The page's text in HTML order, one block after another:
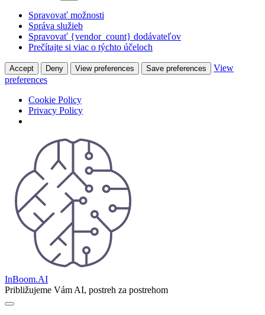
Spravovať možnosti
Správa služieb
Spravovať {vendor_count} dodávateľov
Prečítajte si viac o týchto účeloch
Accept Deny View preferences Save preferences
View
preferences
Cookie Policy
Privacy Policy
InBoom.AI
Približujeme Vám AI, postreh za postrehom